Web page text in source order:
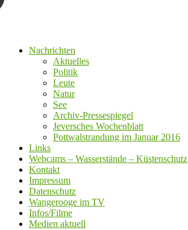
Nachrichten
Aktuelles
Politik
Leute
Natur
See
Archiv-Pressespiegel
Jeversches Wochenblatt
Pottwalstrandung im Januar 2016
Links
Webcams – Wasserstände – Küstenschutz
Kontakt
Impressum
Datenschutz
Wangerooge im TV
Infos/Filme
Medien aktuell